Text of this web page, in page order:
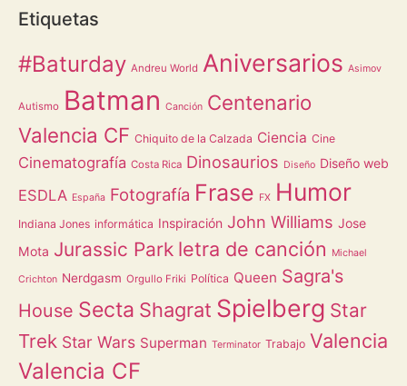
Etiquetas
#Baturday Andreu World Aniversarios Asimov
Autismo Batman Canción Centenario
Valencia CF Chiquito de la Calzada Ciencia Cine
Cinematografía Costa Rica Dinosaurios Diseño Diseño web
ESDLA España Fotografía Frase FX Humor
Indiana Jones informática Inspiración John Williams Jose
Mota Jurassic Park letra de canción Michael
Crichton Nerdgasm Orgullo Friki Política Queen Sagra's
House Secta Shagrat Spielberg Star
Trek Star Wars Superman Terminator Trabajo Valencia
Valencia CF